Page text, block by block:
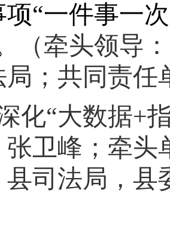
项“一件事一
（牵头领导
局；共同责任
化“大数据+
卫峰 ； 牵头
县司法局，县